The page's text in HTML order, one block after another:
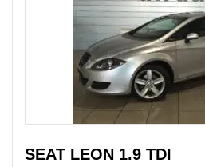
SEAT LEON 1.9 TDI